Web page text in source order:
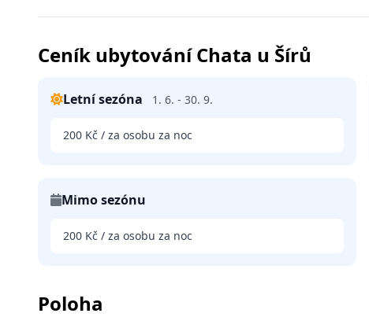
Ceník ubytování Chata u Šírů
Letní sezóna 1. 6. - 30. 9.
200 Kč / za osobu za noc
Mimo sezónu
200 Kč / za osobu za noc
Poloha